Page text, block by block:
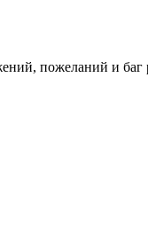
пожеланий и баг